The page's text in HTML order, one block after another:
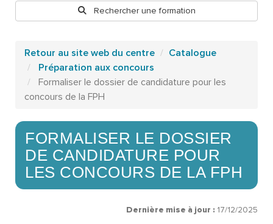
Rechercher une formation
Retour au site web du centre
Catalogue
Préparation aux concours
Formaliser le dossier de candidature pour les
concours de la FPH
FORMALISER LE DOSSIER
DE CANDIDATURE POUR
LES CONCOURS DE LA FPH
Dernière mise à jour : 17/12/2025